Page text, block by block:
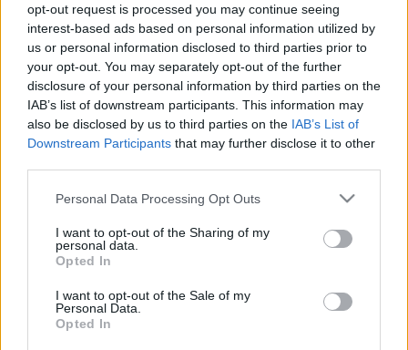
opt-out request is processed you may continue seeing
interest-based ads based on personal information utilized by
us or personal information disclosed to third parties prior to
your opt-out. You may separately opt-out of the further
disclosure of your personal information by third parties on the
IAB’s list of downstream participants. This information may
also be disclosed by us to third parties on the IAB’s List of
Downstream Participants that may further disclose it to other
Please note that this website/app uses one or more Google
not limited to your visit or usage behaviour. You may click to
grant or deny consent to Google and its third-party tags to
use your data for below specified purposes in below Google
consent section.
Personal Data Processing Opt Outs
I want to opt-out of the Sharing of my
personal data.
Opted In
I want to opt-out of the Sale of my
Personal Data.
Opted In
A Nagyszínházban a Szentivánéji álom című vígjáték
próbája zajlik, Horgas Ádám rendező vezetésével, és
a Pécsi Balett enged bepillantást a Carmen című
darab készülési folyamatába. A Kamaraszínházban
készülő produkciók közül A születésnap című
közönség, utóbbit gyermekeknek felnőtteknek
egyaránt ajánlják.
Program:
10.00 – 10.15 Balettóra-részlet a Színház téren